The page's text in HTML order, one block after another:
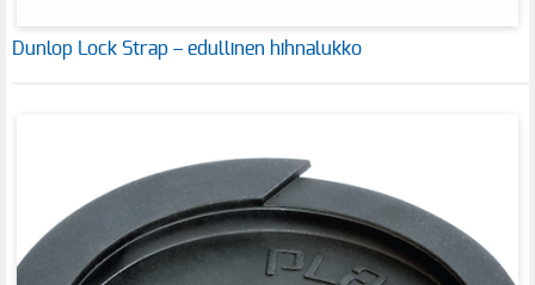
Dunlop Lock Strap – edullinen hihnalukko